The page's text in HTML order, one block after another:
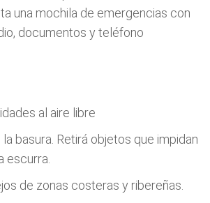
una mochila de emergencias con
documentos y teléfono
al aire libre
basura. Retirá objetos que impidan
escurra.
de zonas costeras y ribereñas.